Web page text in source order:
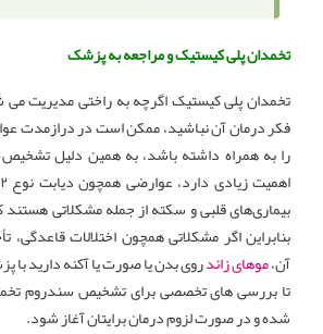
تخمدان پلی کیستیک و مراجعه به پزشک
تخمدان پلی کیستیک اگرچه به راختی مدیریت می
فکر درمان آن نباشید، ممکن است در درازمدت
را به همراه داشته باشد، به همین دلیل
بیماری‌های قلبی و سکته از جمله مشکلاتی
بنابراین اگر مشکلاتی همچون اختلالات قاعدگی،
آن،موهای زائدروی بدن یا صورت یا آکنه دارید
تا بررسی های تخصصی برای تشخیص سندروم
شده و در صورت لزوم درمان برایتان آغاز شود.